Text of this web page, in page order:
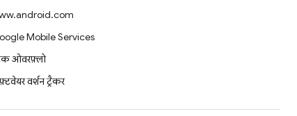
Mobile Services
ओवरफ़्लो
वर्शन ट्रैकर